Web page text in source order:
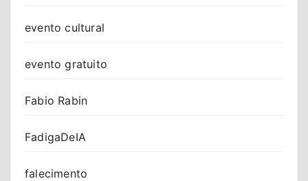
evento cultural
evento gratuito
Fabio Rabin
FadigaDeIA
falecimento